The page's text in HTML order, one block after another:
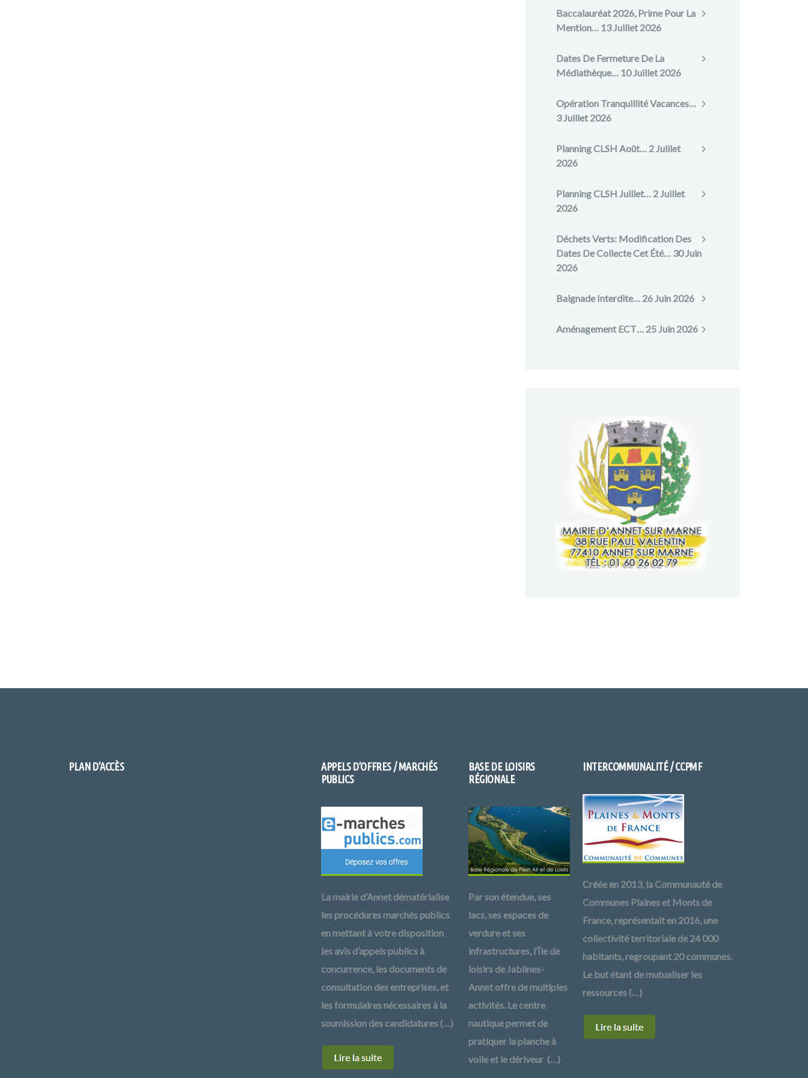
Baccalauréat 2026, Prime Pour La
Mention… 13 Juillet 2026
Dates De Fermeture De La
Médiathèque… 10 Juillet 2026
Opération Tranquillité Vacances…
3 Juillet 2026
Planning CLSH Août… 2 Juillet
2026
Planning CLSH Juillet… 2 Juillet
2026
Déchets Verts: Modification Des
Dates De Collecte Cet Été… 30 Juin
2026
Baignade Interdite… 26 Juin 2026
Aménagement ECT… 25 Juin 2026
PLAN D’ACCÈS
APPELS D’OFFRES / MARCHÉS
PUBLICS
La mairie d’Annet dématérialise
les procédures marchés publics
en mettant à votre disposition
les avis d’appels publics à
concurrence, les documents de
consultation des entreprises, et
les formulaires nécessaires à la
soumission des candidatures (…)
BASE DE LOISIRS
RÉGIONALE
Par son étendue, ses
lacs, ses espaces de
verdure et ses
infrastructures, l’Île de
loisirs de Jablines-
Annet offre de multiples
activités. Le centre
nautique permet de
pratiquer la planche à
voile et le dériveur (…)
INTERCOMMUNALITÉ / CCPMF
Créée en 2013, la Communauté de
Communes Plaines et Monts de
France, représentait en 2016, une
collectivité territoriale de 24 000
habitants, regroupant 20 communes.
Le but étant de mutualiser les
ressources (…)